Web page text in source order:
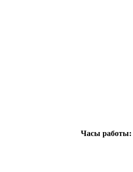
Часы работы: